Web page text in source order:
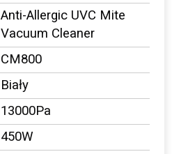
Anti-Allergic UVC Mite
Vacuum Cleaner
CM800
Biały
13000Pa
450W